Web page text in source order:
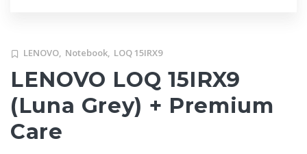
LENOVO, Notebook, LOQ 15IRX9
LENOVO LOQ 15IRX9
(Luna Grey) + Premium
Care